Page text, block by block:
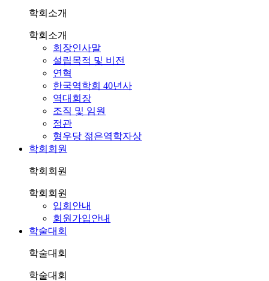
학회소개
학회소개
회장인사말
설립목적 및 비전
연혁
한국역학회 40년사
역대회장
조직 및 임원
정관
형우당 젊은역학자상
학회회원
학회회원
학회회원
입회안내
회원가입안내
학술대회
학술대회
학술대회